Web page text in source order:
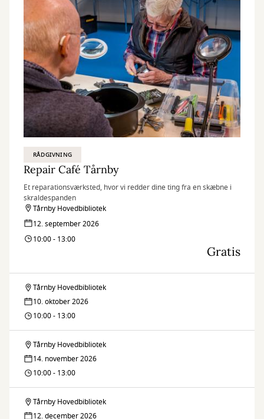
RÅDGIVNING
Repair Café Tårnby
Et reparationsværksted, hvor vi redder dine ting fra en skæbne i
skraldespanden
Tårnby Hovedbibliotek
12. september 2026
10:00 - 13:00
Gratis
Repair
Café
Tårnby Hovedbibliotek
10. oktober 2026
10:00 - 13:00
Repair
Café
Tårnby Hovedbibliotek
14. november 2026
10:00 - 13:00
Repair
Tårnby Hovedbibliotek
12. december 2026